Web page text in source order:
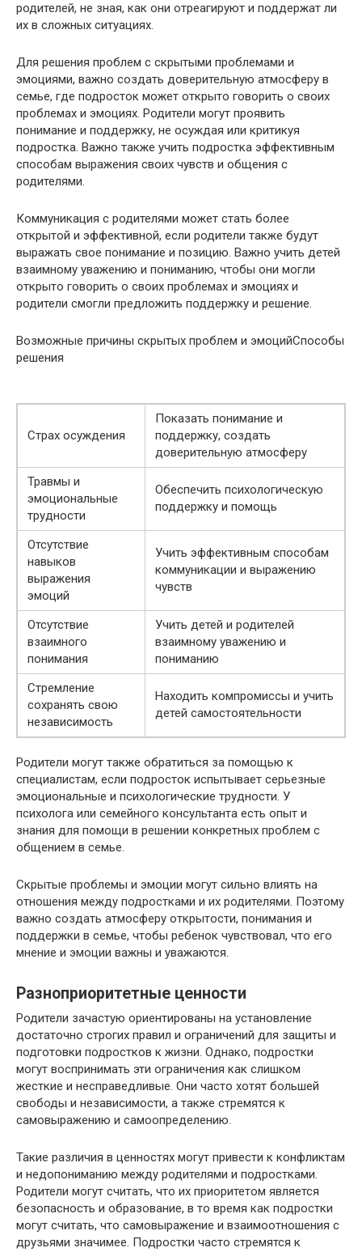
родителей, не зная, как они отреагируют и поддержат ли
их в сложных ситуациях.
Для решения проблем с скрытыми проблемами и
эмоциями, важно создать доверительную атмосферу в
семье, где подросток может открыто говорить о своих
проблемах и эмоциях. Родители могут проявить
понимание и поддержку, не осуждая или критикуя
подростка. Важно также учить подростка эффективным
способам выражения своих чувств и общения с
родителями.
Коммуникация с родителями может стать более
открытой и эффективной, если родители также будут
выражать свое понимание и позицию. Важно учить детей
взаимному уважению и пониманию, чтобы они могли
открыто говорить о своих проблемах и эмоциях и
родители смогли предложить поддержку и решение.
Возможные причины скрытых проблем и эмоцийСпособы
решения
Страх осуждения
Показать понимание и
поддержку, создать
доверительную атмосферу
Травмы и
эмоциональные
трудности
Обеспечить психологическую
поддержку и помощь
Отсутствие
навыков
выражения
эмоций
Учить эффективным способам
коммуникации и выражению
чувств
Отсутствие
взаимного
понимания
Учить детей и родителей
взаимному уважению и
пониманию
Стремление
сохранять свою
независимость
Находить компромиссы и учить
детей самостоятельности
Родители могут также обратиться за помощью к
специалистам, если подросток испытывает серьезные
эмоциональные и психологические трудности. У
психолога или семейного консультанта есть опыт и
знания для помощи в решении конкретных проблем с
общением в семье.
Скрытые проблемы и эмоции могут сильно влиять на
отношения между подростками и их родителями. Поэтому
важно создать атмосферу открытости, понимания и
поддержки в семье, чтобы ребенок чувствовал, что его
мнение и эмоции важны и уважаются.
Разноприоритетные ценности
Родители зачастую ориентированы на установление
достаточно строгих правил и ограничений для защиты и
подготовки подростков к жизни. Однако, подростки
могут воспринимать эти ограничения как слишком
жесткие и несправедливые. Они часто хотят большей
свободы и независимости, а также стремятся к
самовыражению и самоопределению.
Такие различия в ценностях могут привести к конфликтам
и недопониманию между родителями и подростками.
Родители могут считать, что их приоритетом является
безопасность и образование, в то время как подростки
могут считать, что самовыражение и взаимоотношения с
друзьями значимее. Подростки часто стремятся к